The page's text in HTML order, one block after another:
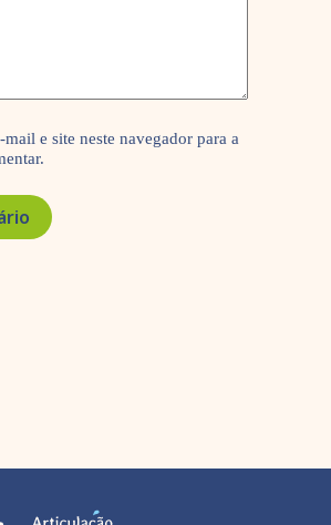
e site neste navegador para a